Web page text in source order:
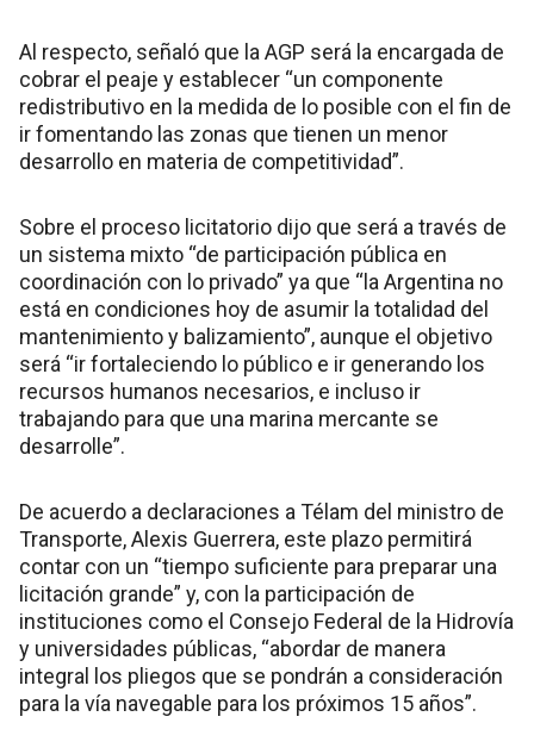
Al respecto, señaló que la AGP será la encargada de
cobrar el peaje y establecer “un componente
redistributivo en la medida de lo posible con el fin de
ir fomentando las zonas que tienen un menor
desarrollo en materia de competitividad”.
Sobre el proceso licitatorio dijo que será a través de
un sistema mixto “de participación pública en
coordinación con lo privado” ya que “la Argentina no
está en condiciones hoy de asumir la totalidad del
mantenimiento y balizamiento”, aunque el objetivo
será “ir fortaleciendo lo público e ir generando los
recursos humanos necesarios, e incluso ir
trabajando para que una marina mercante se
desarrolle”.
De acuerdo a declaraciones a Télam del ministro de
Transporte, Alexis Guerrera, este plazo permitirá
contar con un “tiempo suficiente para preparar una
licitación grande” y, con la participación de
instituciones como el Consejo Federal de la Hidrovía
y universidades públicas, “abordar de manera
integral los pliegos que se pondrán a consideración
para la vía navegable para los próximos 15 años”.